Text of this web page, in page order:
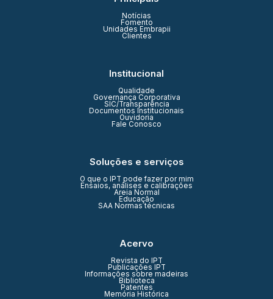
Notícias
Fomento
Unidades Embrapii
Clientes
Institucional
Qualidade
Governança Corporativa
SIC/Transparência
Documentos Institucionais
Ouvidoria
Fale Conosco
Soluções e serviços
O que o IPT pode fazer por mim
Ensaios, análises e calibrações
Areia Normal
Educação
SAA Normas técnicas
Acervo
Revista do IPT
Publicações IPT
Informações sobre madeiras
Biblioteca
Patentes
Memória Histórica